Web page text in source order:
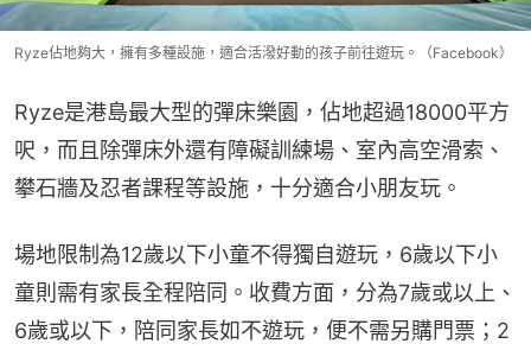
Ryze佔地夠大，擁有多種設施，適合活潑好動的孩子前往遊玩。（Facebook）
Ryze是港島最大型的彈床樂園，佔地超過18000平方
呎，而且除彈床外還有障礙訓練場、室內高空滑索、
攀石牆及忍者課程等設施，十分適合小朋友玩。
場地限制為12歲以下小童不得獨自遊玩，6歲以下小
童則需有家長全程陪同。收費方面，分為7歲或以上、
6歲或以下，陪同家長如不遊玩，便不需另購門票；2